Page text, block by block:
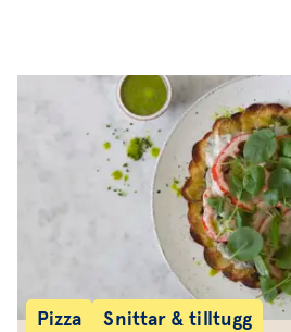
Pizza Snittar & tilltugg